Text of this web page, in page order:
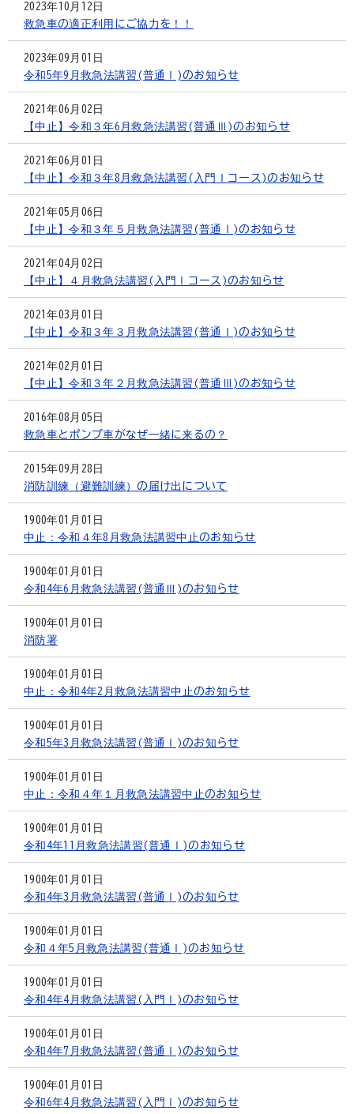
2023年10月12日
救急車の適正利用にご協力を！！
2023年09月01日
令和5年9月救急法講習(普通Ⅰ)のお知らせ
2021年06月02日
【中止】令和３年6月救急法講習(普通Ⅲ)のお知らせ
2021年06月01日
【中止】令和３年8月救急法講習(入門Ⅰコース)のお知らせ
2021年05月06日
【中止】令和３年５月救急法講習(普通Ⅰ)のお知らせ
2021年04月02日
【中止】４月救急法講習(入門Ⅰコース)のお知らせ
2021年03月01日
【中止】令和３年３月救急法講習(普通Ⅰ)のお知らせ
2021年02月01日
【中止】令和３年２月救急法講習(普通Ⅲ)のお知らせ
2016年08月05日
救急車とポンプ車がなぜ一緒に来るの？
2015年09月28日
消防訓練（避難訓練）の届け出について
1900年01月01日
中止：令和４年8月救急法講習中止のお知らせ
1900年01月01日
令和4年6月救急法講習(普通Ⅲ)のお知らせ
1900年01月01日
消防署
1900年01月01日
中止：令和4年2月救急法講習中止のお知らせ
1900年01月01日
令和5年3月救急法講習(普通Ⅰ)のお知らせ
1900年01月01日
中止：令和４年１月救急法講習中止のお知らせ
1900年01月01日
令和4年11月救急法講習(普通Ⅰ)のお知らせ
1900年01月01日
令和4年3月救急法講習(普通Ⅰ)のお知らせ
1900年01月01日
令和４年5月救急法講習(普通Ⅰ)のお知らせ
1900年01月01日
令和4年4月救急法講習(入門Ⅰ)のお知らせ
1900年01月01日
令和4年7月救急法講習(普通Ⅰ)のお知らせ
1900年01月01日
令和6年4月救急法講習(入門Ⅰ)のお知らせ